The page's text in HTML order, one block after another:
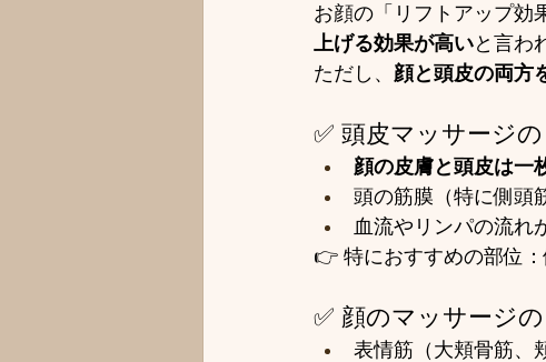
お顔の「リフトアップ効
上げる効果が高いと言わ
ただし、 顔と頭皮の両方
✅ 頭皮マッサージ
顔の皮膚と頭皮は一
頭の筋膜（特に側頭
血流やリンパの流れ
👉 特におすすめの部位
✅ 顔のマッサージ
表情筋（大頬骨筋、